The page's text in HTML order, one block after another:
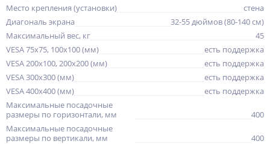
Место крепления (установки)
стена
Диагональ экрана
32-55 дюймов (80-140 см)
Максимальный вес, кг
45
VESA 75x75, 100x100 (мм)
есть поддержка
VESA 200x100, 200x200 (мм)
есть поддержка
VESA 300x300 (мм)
есть поддержка
VESA 400x400 (мм)
есть поддержка
Максимальные посадочные
размеры по горизонтали, мм
400
Максимальные посадочные
размеры по вертикали, мм
400